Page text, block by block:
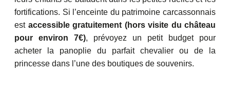
fortifications. Si l’enceinte du patrimoine carcassonnais
est accessible gratuitement (hors visite du château
pour environ 7€), prévoyez un petit budget pour
acheter la panoplie du parfait chevalier ou de la
princesse dans l’une des boutiques de souvenirs.